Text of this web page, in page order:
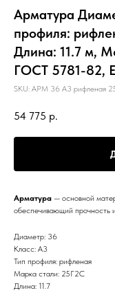
Арматура
профиля:
Длина: 11.7 м,
ГОСТ 5781-82,
SKU: АРМ 36 А3 рифленая
54 775 р.
Арматура — основной
обеспечивающий прочность
Диаметр: 36
Класс: А3
Тип профиля: рифленая
Марка стали: 25Г2С
Длина: 11.7